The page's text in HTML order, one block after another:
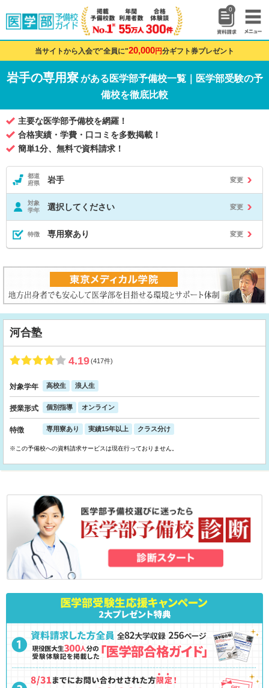
0
当サイトから入会で"全員に"20,000円分ギフト券プレゼント
岩手の専用寮 がある医学部予備校一覧｜医学部受験の予
備校を徹底比較
主要な医学部予備校を網羅！
合格実績・学費・口コミを多数掲載！
簡単1分、無料で資料請求！
都道
府県
岩手 変更
対象
学年
選択してください 変更
特徴 専用寮あり 変更
河合塾
4.19(417件)
対象学年 高校生 浪人生
授業形式 個別指導 オンライン
特徴 専用寮あり 実績15年以上 クラス分け
※この予備校への資料請求サービスは現在行っておりません。